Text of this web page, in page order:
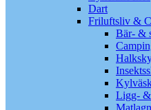
Dart
Friluftsliv &
Bär- &
Ligg- &